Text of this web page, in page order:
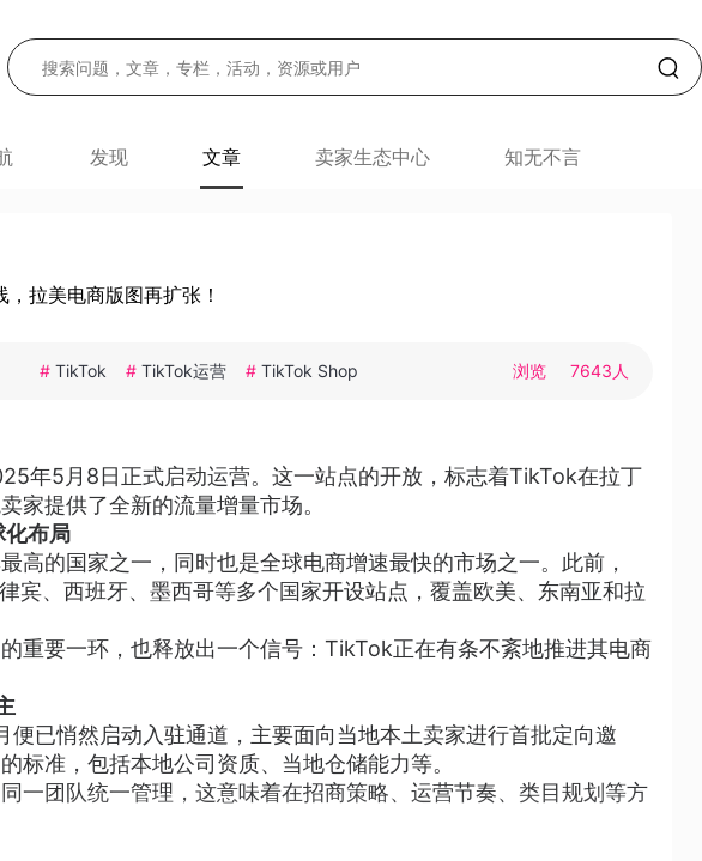
发现 文章 卖家生态中心 知无不言
拉美电商版图再扩张！
# TikTok # TikTok运营 # TikTok Shop 浏览 7643人
年5月8日正式启动运营。这一站点的开放，标志着TikTok在拉丁
家提供了全新的流量增量市场。
布局
高的国家之一，同时也是全球电商增速最快的市场之一。此前，
宾、西班牙、墨西哥等多个国家开设站点，覆盖欧美、东南亚和拉
重要一环，也释放出一个信号：TikTok正在有条不紊地推进其电商
已悄然启动入驻通道，主要面向当地本土卖家进行首批定向邀
标准，包括本地公司资质、当地仓储能力等。
一团队统一管理，这意味着在招商策略、运营节奏、类目规划等方